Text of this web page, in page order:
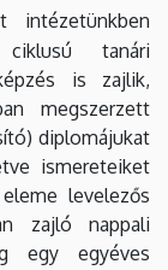
intézetünkben
tanári
is zajlik,
megszerzett
diplomájukat
ismereteiket
levelezős
zajló nappali
egy egyéves